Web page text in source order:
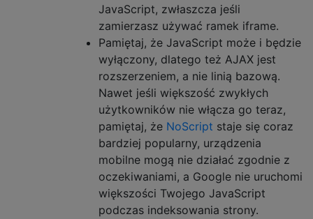
JavaScript, zwłaszcza jeśli
zamierzasz używać ramek iframe.
Pamiętaj, że JavaScript może i będzie
wyłączony, dlatego też AJAX jest
rozszerzeniem, a nie linią bazową.
Nawet jeśli większość zwykłych
użytkowników nie włącza go teraz,
pamiętaj, że NoScript staje się coraz
bardziej popularny, urządzenia
mobilne mogą nie działać zgodnie z
oczekiwaniami, a Google nie uruchomi
większości Twojego JavaScript
podczas indeksowania strony.